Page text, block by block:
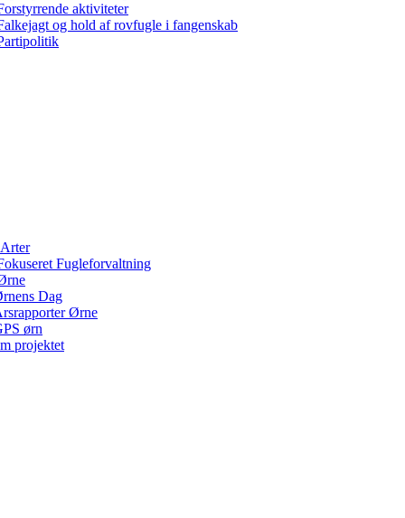
aktiviteter
og hold af rovfugle i fangenskab
Arter
Fugleforvaltning
Dag
Ørne
ørn
projektet